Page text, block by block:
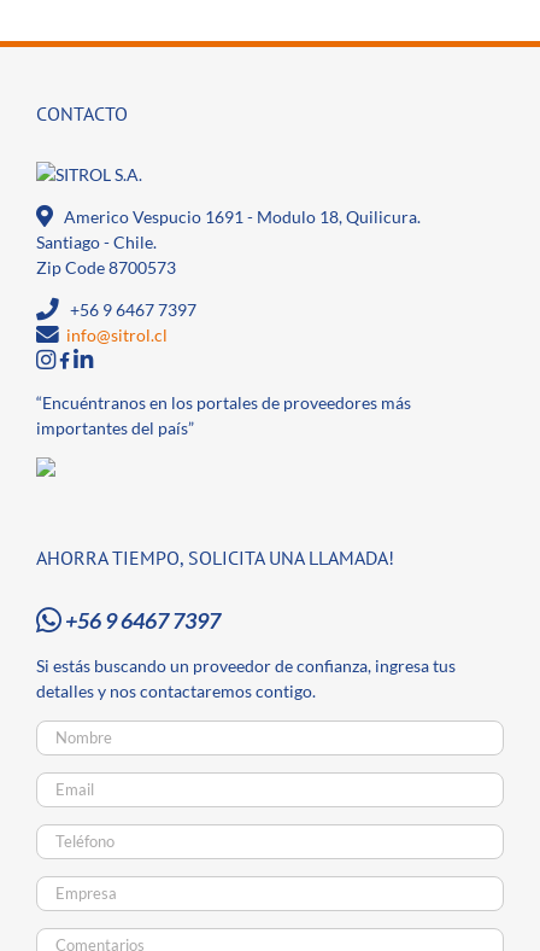
CONTACTO
Americo Vespucio 1691 - Modulo 18, Quilicura.
Santiago - Chile.
Zip Code 8700573
+56 9 6467 7397
info@sitrol.cl
“Encuéntranos en los portales de proveedores más
importantes del país”
AHORRA TIEMPO, SOLICITA UNA LLAMADA!
+56 9 6467 7397
Si estás buscando un proveedor de confianza, ingresa tus
detalles y nos contactaremos contigo.